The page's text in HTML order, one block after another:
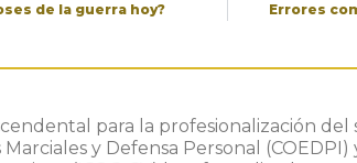
de la guerra hoy?
Errores
para la profesionalización
y Defensa Personal